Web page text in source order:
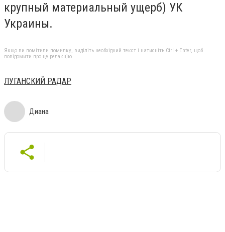
крупный материальный ущерб) УК
Украины.
Якщо ви помітили помилку, виділіть необхідний текст і натисніть Ctrl + Enter, щоб
повідомити про це редакцію
ЛУГАНСКИЙ РАДАР
Диана